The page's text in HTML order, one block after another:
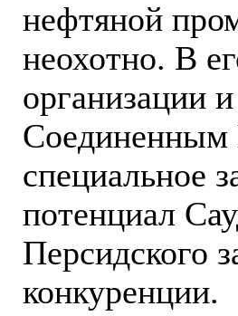
нефтяной
неохотно. В
организации
Соединенным
специальное
потенциал
Персидского
конкуренции.